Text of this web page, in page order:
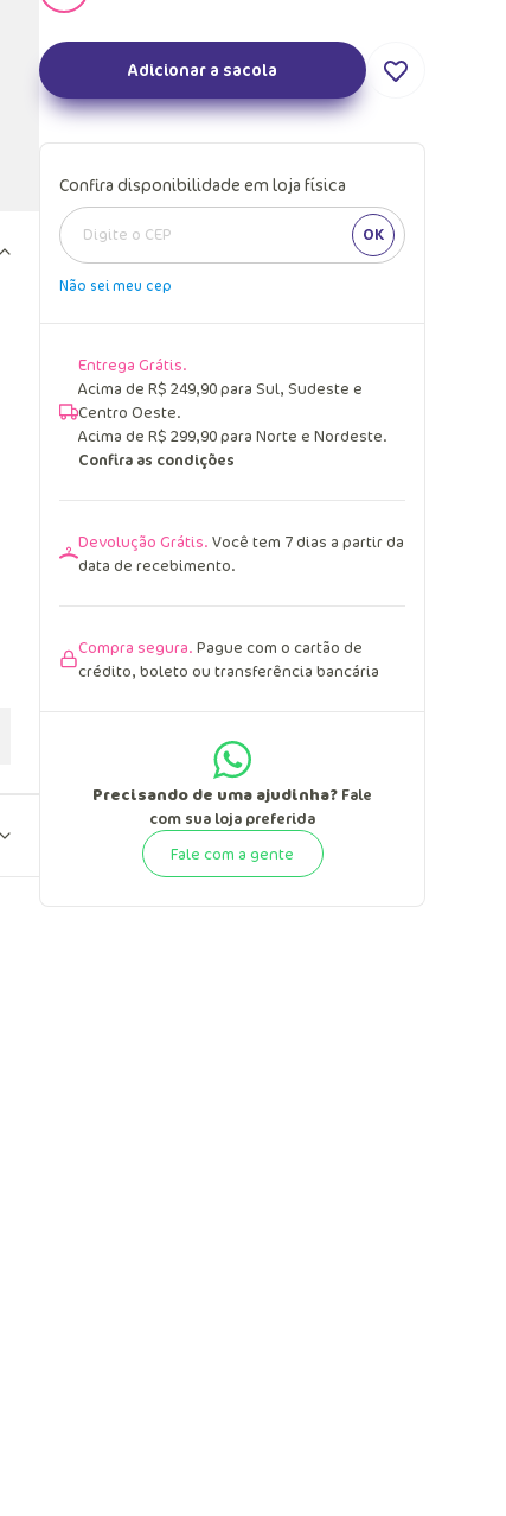
Adicionar a sacola
Confira disponibilidade em loja física
OK
Não sei meu cep
Entrega Grátis.
Acima de R$ 249,90 para Sul, Sudeste e
Centro Oeste.
Acima de R$ 299,90 para Norte e Nordeste.
Confira as condições
Devolução Grátis. Você tem 7 dias a partir da
data de recebimento.
Compra segura. Pague com o cartão de
crédito, boleto ou transferência bancária
Precisando de uma ajudinha? Fale
com sua loja preferida
Fale com a gente